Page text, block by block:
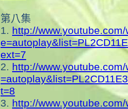
第八集
1. http://
e=autoplay&
ext=7
2. http://
=autoplay&
t=8
3. http://